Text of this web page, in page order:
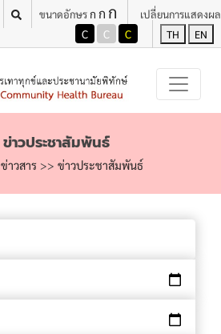
ขนาดอักษรก ก ก เปลี่ยนการแสดงผล
C C C TH EN
ข่าวประชาสัมพันธ์
ข่าวสาร >> ข่าวประชาสัมพันธ์